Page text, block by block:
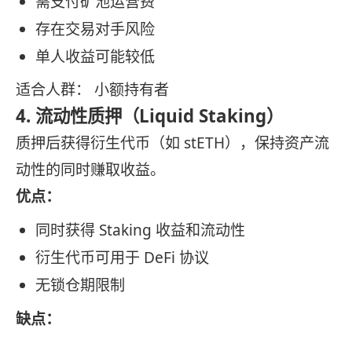
存在交易对手风险
单人收益可能较低
适合人群： 小额持有者
4. 流动性质押（Liquid Staking）
质押后获得衍生代币（如 stETH），保持资产流
动性的同时赚取收益。
优点：
同时获得 Staking 收益和流动性
衍生代币可用于 DeFi 协议
无锁仓期限制
缺点：